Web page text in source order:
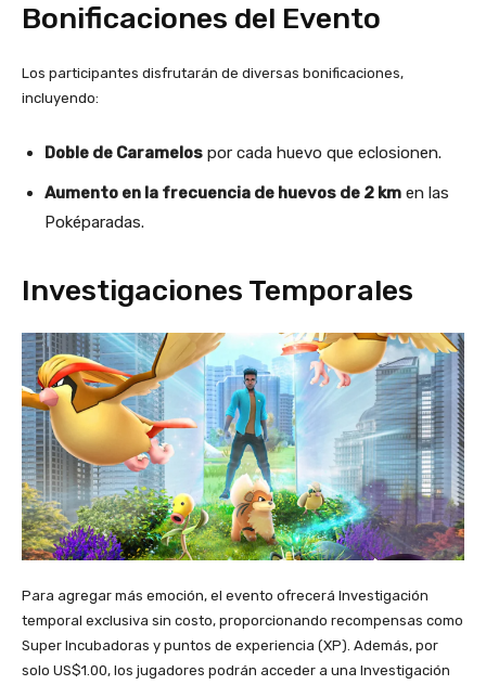
Bonificaciones del Evento
Los participantes disfrutarán de diversas bonificaciones,
incluyendo:
Doble de Caramelos por cada huevo que eclosionen.
Aumento en la frecuencia de huevos de 2 km en las
Poképaradas.
Investigaciones Temporales
Para agregar más emoción, el evento ofrecerá Investigación
temporal exclusiva sin costo, proporcionando recompensas como
Super Incubadoras y puntos de experiencia (XP). Además, por
solo US$1.00, los jugadores podrán acceder a una Investigación